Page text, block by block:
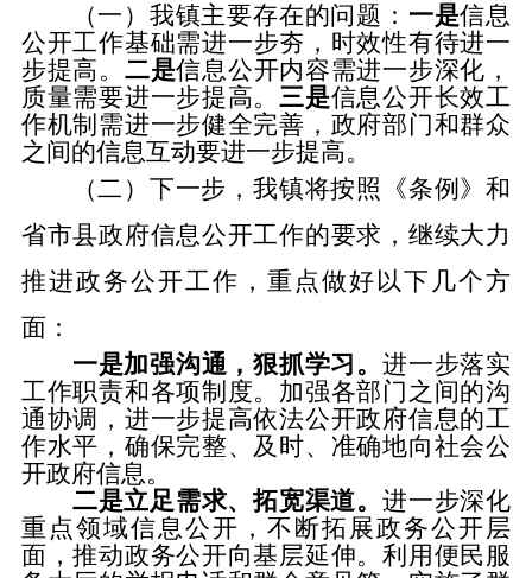
（一）我镇主要存在的问题： 一是信息
公开工作基础需进一步夯 ，时效性有待进一
步提高。 二是信息公开内容需进一步深化 ，
质量需要进一步提高。三是信息公开长效工
作机制需进一步健全完善 ， 政府部门和群众
之间的信息互动要进一步提高。
（二）下一步，我镇将按照《条例》和
省市县政府信息公开工作的要求，继续大力
推进政务公开工作，重点做好以下几个方
面：
一是加强沟通，狠抓学习。进一步落实
工作职责和各项制度。加强各部门之间的沟
通协调，进一步提高依法公开政府信息的工
作水平，确保完整、及时、准确地向社会公
开政府信息。
二是立足需求、拓宽渠道。进一步深化
重点领域信息公开，不断拓展政务公开层
面，推动政务公开向基层延伸。利用便民服